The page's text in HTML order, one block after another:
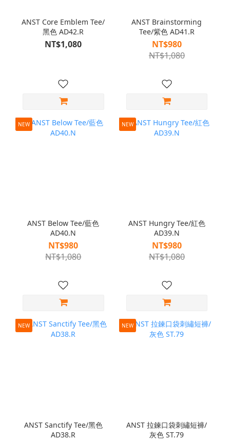
ANST Core Emblem Tee/
黑色 AD42.R
NT$1,080
ANST Brainstorming
Tee/紫色 AD41.R
NT$980
NT$1,080
NEW
ANST Below Tee/藍色
AD40.N
NT$980
NT$1,080
NEW
ANST Hungry Tee/紅色
AD39.N
NT$980
NT$1,080
NEW
ANST Sanctify Tee/黑色
AD38.R
NEW
ANST 拉鍊口袋刺繡短褲/
灰色 ST.79